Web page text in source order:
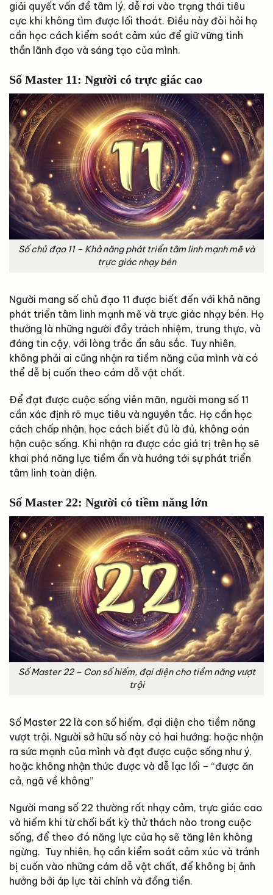
giải quyết vấn đề tâm lý, dễ rơi vào trạng thái tiêu
cực khi không tìm được lối thoát. Điều này đòi hỏi họ
cần học cách kiểm soát cảm xúc để giữ vững tinh
thần lãnh đạo và sáng tạo của mình.
Số Master 11: Người có trực giác cao
Số chủ đạo 11 – Khả năng phát triển tâm linh mạnh mẽ và
trực giác nhạy bén
Người mang số chủ đạo 11 được biết đến với khả năng
phát triển tâm linh mạnh mẽ và trực giác nhạy bén. Họ
thường là những người đầy trách nhiệm, trung thực, và
đáng tin cậy, với lòng trắc ẩn sâu sắc. Tuy nhiên,
không phải ai cũng nhận ra tiềm năng của mình và có
thể dễ bị cuốn theo cám dỗ vật chất.
Để đạt được cuộc sống viên mãn, người mang số 11
cần xác định rõ mục tiêu và nguyên tắc. Họ cần học
cách chấp nhận, học cách biết đủ là đủ, không oán
hận cuộc sống. Khi nhận ra được các giá trị trên họ sẽ
khai phá năng lực tiềm ẩn và hướng tới sự phát triển
tâm linh toàn diện.
Số Master 22: Người có tiềm năng lớn
Số Master 22 – Con số hiếm, đại diện cho tiềm năng vượt
trội
Số Master 22 là con số hiếm, đại diện cho tiềm năng
vượt trội. Người sở hữu số này có hai hướng: hoặc nhận
ra sức mạnh của mình và đạt được cuộc sống như ý,
hoặc không nhận thức được và dễ lạc lối – “được ăn
cả, ngã về không”
Người mang số 22 thường rất nhạy cảm, trực giác cao
và hiếm khi từ chối bất kỳ thử thách nào trong cuộc
sống, để theo đó năng lực của họ sẽ tăng lên không
ngừng. Tuy nhiên, họ cần kiểm soát cảm xúc và tránh
bị cuốn vào những cám dỗ vật chất, để không bị ảnh
hưởng bởi áp lực tài chính và đồng tiền.